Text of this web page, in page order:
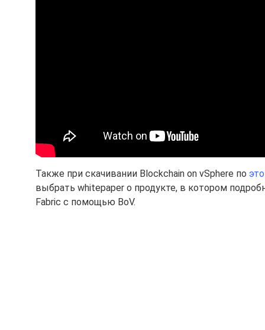
Также при скачивании Blockchain on vSphere по
выбрать whitepaper о продукте, в котором
Fabric с помощью BoV.